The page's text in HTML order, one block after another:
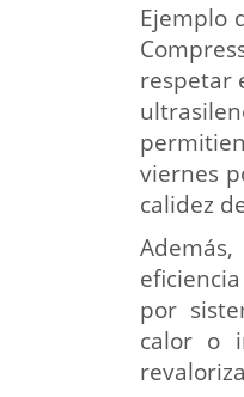
Ejemplo
respetar
viernes
calidez
por
calor o